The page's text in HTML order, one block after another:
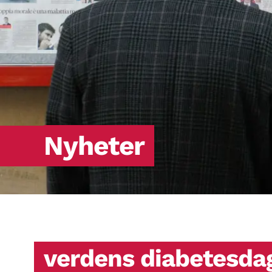
Nyheter
verdens